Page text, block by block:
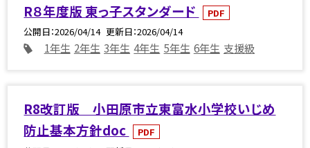
R８年度版 東っ子スタンダード
PDF
公開日 2026/04/14 更新日 2026/04/14
1年生 2年生 3年生 4年生 5年生 6年生 支援級
R8改訂版 小田原市立東富水小学校いじめ
防止基本方針doc
PDF